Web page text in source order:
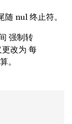
nul 终止符。
强制转
改为 每
。